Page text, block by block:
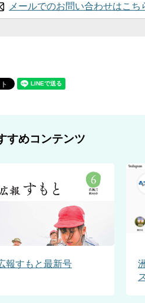
メールでのお問い合わせはこち
すめコンテンツ
報すもと最新号